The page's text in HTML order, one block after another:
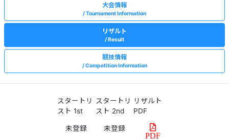
大会情報
Tournament Information
リザルト
Result
競技情報
Competition Information
スタートリ
スト 1st
スタートリ
スト 2nd
リザルト
PDF
PDF